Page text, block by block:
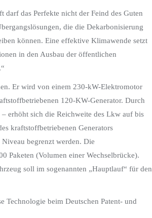
das Perfekte nicht der Feind des Guten
die die Dekarbonisierung
können. Eine effektive Klimawende setzt
in den Ausbau der öffentlichen
Er wird von einem 230-kW-Elektromotor
120-KW-Generator. Durch
erhöht sich die Reichweite des Lkw auf bis
kraftstoffbetriebenen Generators
begrenzt werden. Die
Paketen (Volumen einer Wechselbrücke).
soll im sogenannten „Hauptlauf“ für den
Technologie beim Deutschen Patent- und